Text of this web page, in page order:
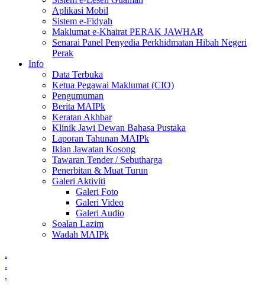
Aplikasi Mobil
Sistem e-Fidyah
Maklumat e-Khairat PERAK JAWHAR
Senarai Panel Penyedia Perkhidmatan Hibah Negeri
Perak
Info
Data Terbuka
Ketua Pegawai Maklumat (CIO)
Pengumuman
Berita MAIPk
Keratan Akhbar
Klinik Jawi Dewan Bahasa Pustaka
Laporan Tahunan MAIPk
Iklan Jawatan Kosong
Tawaran Tender / Sebutharga
Penerbitan & Muat Turun
Galeri Aktiviti
Galeri Foto
Galeri Video
Galeri Audio
Soalan Lazim
Wadah MAIPk
.
.
.